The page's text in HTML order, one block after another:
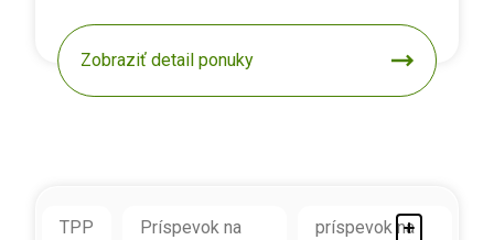
Zobraziť detail ponuky
TPP
Príspevok na
príspevok na